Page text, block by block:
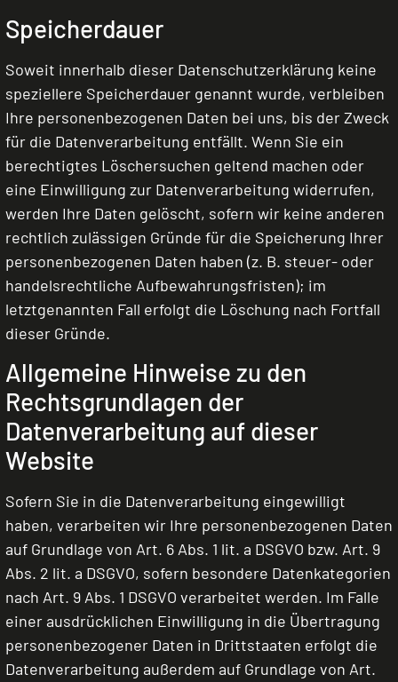
Speicherdauer
Soweit innerhalb dieser Datenschutzerklärung keine
speziellere Speicherdauer genannt wurde, verbleiben
Ihre personenbezogenen Daten bei uns, bis der Zweck
für die Datenverarbeitung entfällt. Wenn Sie ein
berechtigtes Löschersuchen geltend machen oder
eine Einwilligung zur Datenverarbeitung widerrufen,
werden Ihre Daten gelöscht, sofern wir keine anderen
rechtlich zulässigen Gründe für die Speicherung Ihrer
personenbezogenen Daten haben (z. B. steuer- oder
handelsrechtliche Aufbewahrungsfristen); im
letztgenannten Fall erfolgt die Löschung nach Fortfall
dieser Gründe.
Allgemeine Hinweise zu den
Rechtsgrundlagen der
Datenverarbeitung auf dieser
Website
Sofern Sie in die Datenverarbeitung eingewilligt
haben, verarbeiten wir Ihre personenbezogenen Daten
auf Grundlage von Art. 6 Abs. 1 lit. a DSGVO bzw. Art. 9
Abs. 2 lit. a DSGVO, sofern besondere Datenkategorien
nach Art. 9 Abs. 1 DSGVO verarbeitet werden. Im Falle
einer ausdrücklichen Einwilligung in die Übertragung
personenbezogener Daten in Drittstaaten erfolgt die
Datenverarbeitung außerdem auf Grundlage von Art.